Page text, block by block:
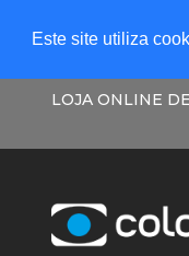
Este site utiliza
LOJA ONLINE